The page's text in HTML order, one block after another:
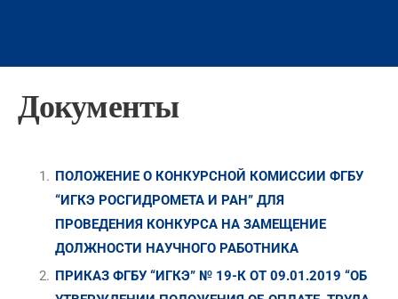
Документы
ПОЛОЖЕНИЕ О КОНКУРСНОЙ КОМИССИИ ФГБУ
“ИГКЭ РОСГИДРОМЕТА И РАН” ДЛЯ
ПРОВЕДЕНИЯ КОНКУРСА НА ЗАМЕЩЕНИЕ
ДОЛЖНОСТИ НАУЧНОГО РАБОТНИКА
ПРИКАЗ ФГБУ “ИГКЭ” № 19-К ОТ 09.01.2019 “ОБ